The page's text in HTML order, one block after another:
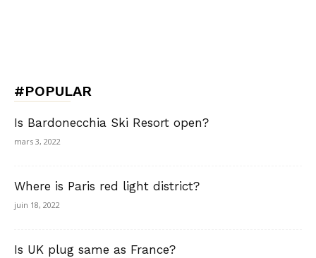
#POPULAR
Is Bardonecchia Ski Resort open?
mars 3, 2022
Where is Paris red light district?
juin 18, 2022
Is UK plug same as France?